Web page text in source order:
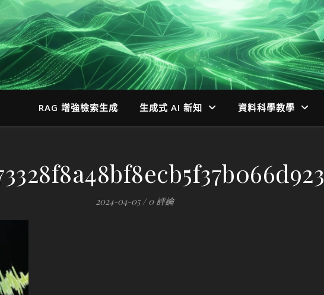
RAG 增強檢索生成 生成式 AI 新知 資料科學教學
2024-04-05 / 0 評論